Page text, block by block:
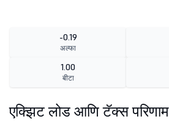
-0.19
अल्फा
1.00
बीटा
एक्झिट लोड आणि टॅक्स परिणाम